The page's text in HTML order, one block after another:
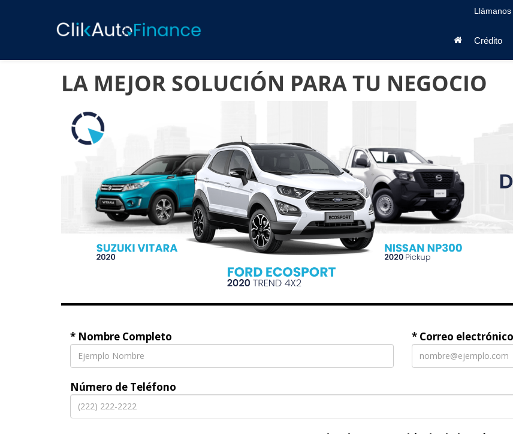
Llámanos
Crédito
LA MEJOR SOLUCIÓN PARA TU NEGOCIO